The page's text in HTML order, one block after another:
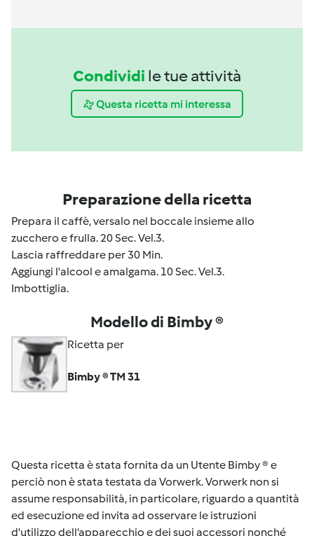
Condividi le tue attività
Questa ricetta mi interessa
Preparazione della ricetta
Prepara il caffè, versalo nel boccale insieme allo
zucchero e frulla.20 Sec. Vel.3.
Lascia raffreddare per30 Min.
Aggiungi l'alcool e amalgama. 10 Sec. Vel.3.
Imbottiglia.
Modello di Bimby ®
Ricetta per
Bimby ® TM 31
Questa ricetta è stata fornita da un Utente Bimby ® e
perciò non è stata testata da Vorwerk. Vorwerk non si
assume responsabilità, in particolare, riguardo a quantità
ed esecuzione ed invita ad osservare le istruzioni
d'utilizzo dell’apparecchio e dei suoi accessori nonché